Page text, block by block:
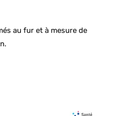
au fur et à mesure de